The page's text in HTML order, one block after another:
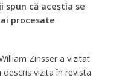
spun că aceștia se
procesate
Zinsser a vizitat
vizita în revista